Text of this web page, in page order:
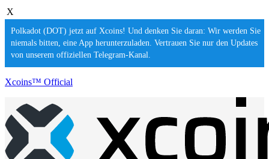
X
Polkadot (DOT) jetzt auf Xcoins! Und denken Sie daran: Wir werden Sie
niemals bitten, eine App herunterzuladen. Vertrauen Sie nur den Updates
von unserem offiziellen Telegram-Kanal.
Xcoins™ Official